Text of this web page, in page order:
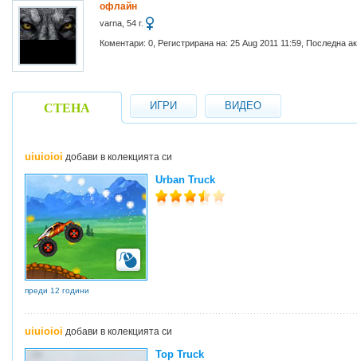
офлайн
varna, 54 г.
Коментари: 0, Регистрирана на: 25 Aug 2011 11:59, Последна
СТЕНА ИГРИ ВИДЕО
uiuioioi добави в колекцията си
Urban Truck
преди 12 години
uiuioioi добави в колекцията си
Top Truck